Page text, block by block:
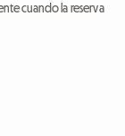
cuando la reserva